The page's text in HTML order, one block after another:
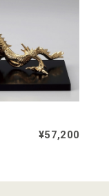
¥57,200